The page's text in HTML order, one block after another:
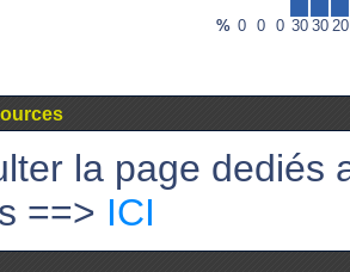
% 0 0 0 30 30 20
la page dediés
==> ICI